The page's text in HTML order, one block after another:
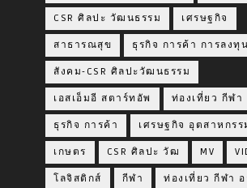
CSR ศิลปะ วัฒนธรรม เศรษฐกิจ
สาธารณสุข ธุรกิจ การค้า การลงทุน
สังคม-CSR ศิลปะวัฒนธรรม
เอสเอ็มอี สตาร์ทอัพ ท่องเที่ยว กีฬา
ธุรกิจ การค้า เศรษฐกิจ อุตสาหกรร
เกษตร CSR ศิลปะ วัฒ MV
โลจิสติกส์ กีฬา ท่องเที่ยว กีฬา